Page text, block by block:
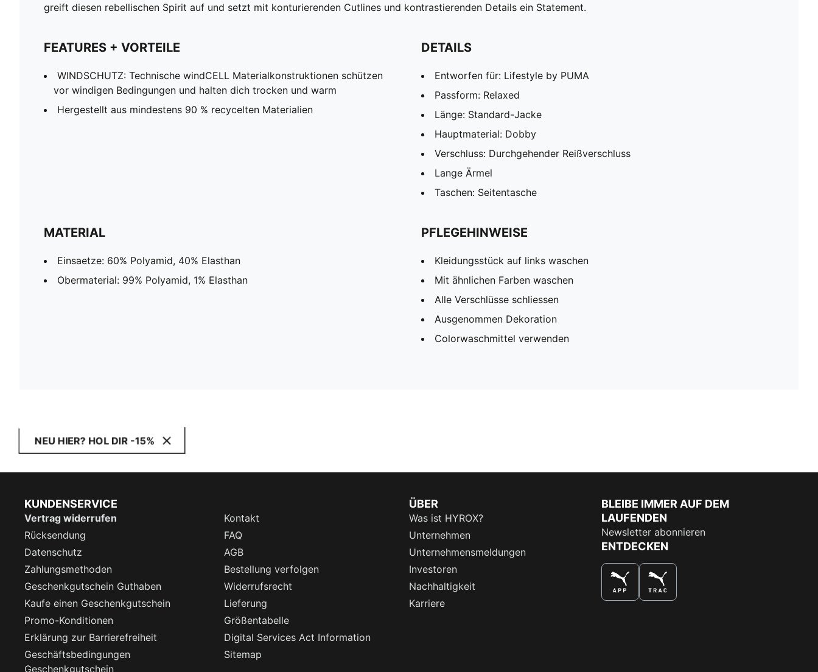
greift diesen rebellischen Spirit auf und setzt mit konturierenden Cutlines und kontrastierenden Details ein Statement.
FEATURES + VORTEILE
WINDSCHUTZ: Technische windCELL Materialkonstruktionen schützen
vor windigen Bedingungen und halten dich trocken und warm
Hergestellt aus mindestens 90 % recycelten Materialien
DETAILS
Entworfen für: Lifestyle by PUMA
Passform: Relaxed
Länge: Standard-Jacke
Hauptmaterial: Dobby
Verschluss: Durchgehender Reißverschluss
Lange Ärmel
Taschen: Seitentasche
MATERIAL
Einsaetze: 60% Polyamid, 40% Elasthan
Obermaterial: 99% Polyamid, 1% Elasthan
PFLEGEHINWEISE
Kleidungsstück auf links waschen
Mit ähnlichen Farben waschen
Alle Verschlüsse schliessen
Ausgenommen Dekoration
Colorwaschmittel verwenden
NEU HIER? HOL DIR -15%
KUNDENSERVICE
Vertrag widerrufen
Kontakt
Rücksendung
FAQ
Datenschutz
AGB
Zahlungsmethoden
Bestellung verfolgen
Geschenkgutschein Guthaben
Widerrufsrecht
Kaufe einen Geschenkgutschein
Lieferung
Promo-Konditionen
Größentabelle
Erklärung zur Barrierefreiheit
Digital Services Act Information
Geschäftsbedingungen
Geschenkgutschein
Sitemap
ÜBER
Was ist HYROX?
Unternehmen
Unternehmensmeldungen
Investoren
Nachhaltigkeit
Karriere
BLEIBE IMMER AUF DEM
LAUFENDEN
Newsletter abonnieren
ENTDECKEN